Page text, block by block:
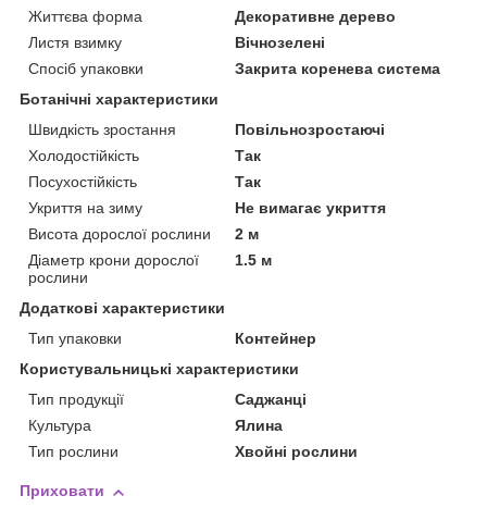
Життєва форма
Декоративне дерево
Листя взимку
Вічнозелені
Спосіб упаковки
Закрита коренева система
Ботанічні характеристики
Швидкість зростання
Повільнозростаючі
Холодостійкість
Так
Посухостійкість
Так
Укриття на зиму
Не вимагає укриття
Висота дорослої рослини
2 м
Діаметр крони дорослої
рослини
1.5 м
Додаткові характеристики
Тип упаковки
Контейнер
Користувальницькі характеристики
Тип продукції
Саджанці
Культура
Ялина
Тип рослини
Хвойні рослини
Приховати